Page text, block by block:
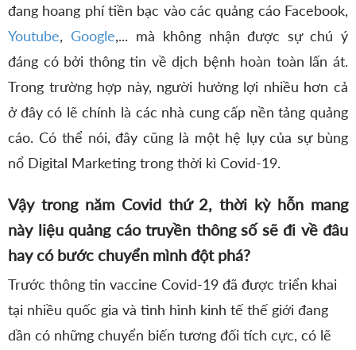
đang hoang phí tiền bạc vào các quảng cáo Facebook,
Youtube, Google,... mà không nhận được sự chú ý
đáng có bởi thông tin về dịch bệnh hoàn toàn lấn át.
Trong trường hợp này, người hưởng lợi nhiều hơn cả
ở đây có lẽ chính là các nhà cung cấp nền tảng quảng
cáo. Có thể nói, đây cũng là một hệ lụy của sự bùng
nổ Digital Marketing trong thời kì Covid-19.
Vậy trong năm Covid thứ 2, thời kỳ hỗn mang
này liệu quảng cáo truyền thông số sẽ đi về đâu
hay có bước chuyển mình đột phá?
Trước thông tin vaccine Covid-19 đã được triển khai
tại nhiều quốc gia và tình hình kinh tế thế giới đang
dần có những chuyển biến tương đối tích cực, có lẽ